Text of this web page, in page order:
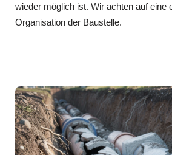
wieder möglich ist. Wir achten auf eine
Organisation der Baustelle.